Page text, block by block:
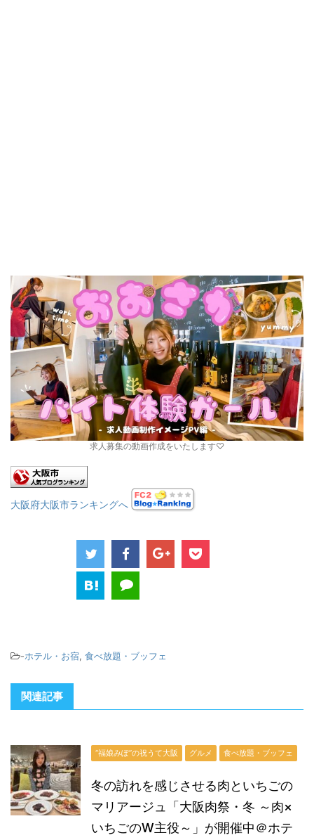
求人募集の動画作成をいたします♡
大阪府大阪市ランキングへ
-ホテル・お宿, 食べ放題・ブッフェ
関連記事
“福娘みぽ”の祝うて大阪 グルメ 食べ放題・ブッフェ
冬の訪れを感じさせる肉といちごの
マリアージュ「大阪肉祭・冬 ～肉×
いちごのW主役～」が開催中＠ホテ